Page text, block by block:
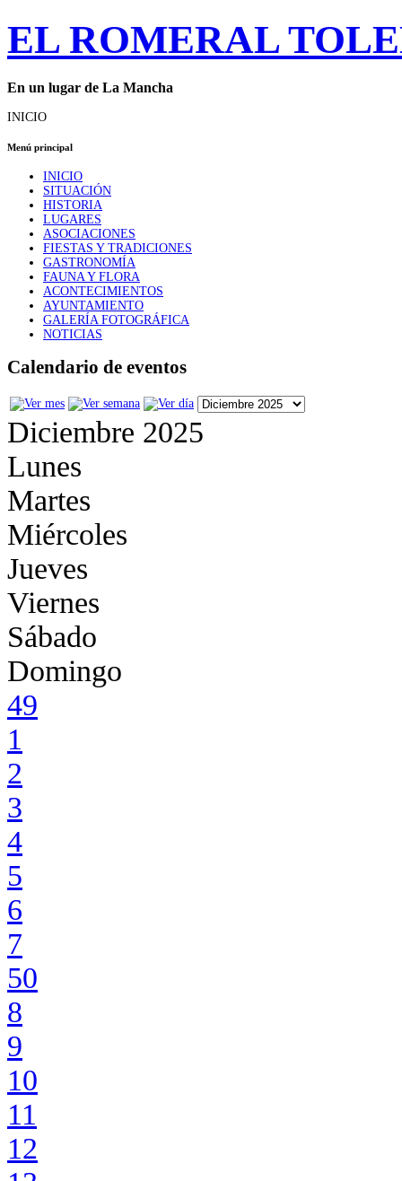
EL ROMERAL
En un lugar de La Mancha
INICIO
Menú principal
INICIO
SITUACIÓN
HISTORIA
LUGARES
ASOCIACIONES
FIESTAS Y TRADICIONES
GASTRONOMÍA
FAUNA Y FLORA
ACONTECIMIENTOS
AYUNTAMIENTO
GALERÍA FOTOGRÁFICA
NOTICIAS
Calendario de eventos
Diciembre 2025
Lunes
Martes
Miércoles
Jueves
Viernes
Sábado
Domingo
49
1
2
3
4
5
6
7
50
8
9
10
11
12